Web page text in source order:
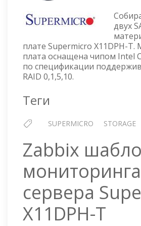
T
двух
плате Supermicro X11DPH-T.
плата оснащена чипом Intel
по спецификации
RAID 0,1,5,10.
Теги
SUPERMICRO STORAGE
Zabbix
мониторинга
сервера
X11DPH-T